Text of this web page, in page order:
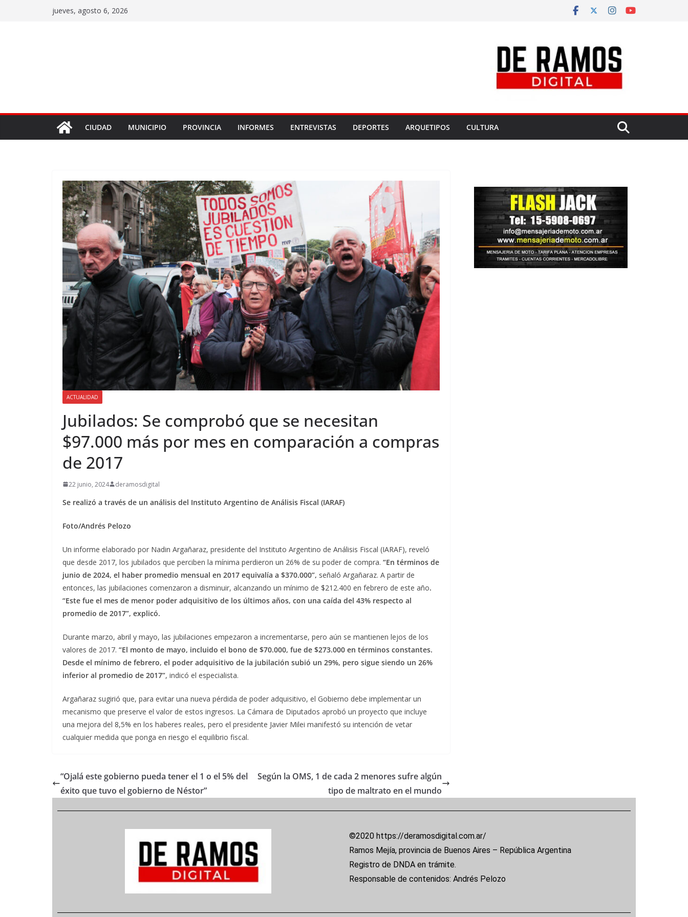
jueves, agosto 6, 2026
CIUDAD MUNICIPIO PROVINCIA INFORMES ENTREVISTAS DEPORTES ARQUETIPOS CULTURA
ACTUALIDAD
Jubilados: Se comprobó que se necesitan
$97.000 más por mes en comparación a compras
de 2017
22 junio, 2024 deramosdigital
Se realizó a través de un análisis del Instituto Argentino de Análisis Fiscal (IARAF)
Foto/Andrés Pelozo
Un informe elaborado por Nadin Argañaraz, presidente del Instituto Argentino de Análisis Fiscal (IARAF), reveló
que desde 2017, los jubilados que perciben la mínima perdieron un 26% de su poder de compra. “En términos de
junio de 2024, el haber promedio mensual en 2017 equivalía a $370.000”, señaló Argañaraz. A partir de
entonces, las jubilaciones comenzaron a disminuir, alcanzando un mínimo de $212.400 en febrero de este año.
“Este fue el mes de menor poder adquisitivo de los últimos años, con una caída del 43% respecto al
promedio de 2017”, explicó.
Durante marzo, abril y mayo, las jubilaciones empezaron a incrementarse, pero aún se mantienen lejos de los
valores de 2017. “El monto de mayo, incluido el bono de $70.000, fue de $273.000 en términos constantes.
Desde el mínimo de febrero, el poder adquisitivo de la jubilación subió un 29%, pero sigue siendo un 26%
inferior al promedio de 2017”, indicó el especialista.
Argañaraz sugirió que, para evitar una nueva pérdida de poder adquisitivo, el Gobierno debe implementar un
mecanismo que preserve el valor de estos ingresos. La Cámara de Diputados aprobó un proyecto que incluye
una mejora del 8,5% en los haberes reales, pero el presidente Javier Milei manifestó su intención de vetar
cualquier medida que ponga en riesgo el equilibrio fiscal.
“Ojalá este gobierno pueda tener el 1 o el 5% del
éxito que tuvo el gobierno de Néstor”
Según la OMS, 1 de cada 2 menores sufre algún
tipo de maltrato en el mundo
©2020 https://deramosdigital.com.ar/
Ramos Mejía, provincia de Buenos Aires – República Argentina
Registro de DNDA en trámite.
Responsable de contenidos: Andrés Pelozo